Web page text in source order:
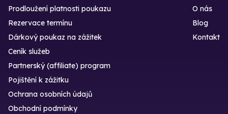
Prodloužení platnosti poukazu
Rezervace termínu
Dárkový poukaz na zážitek
O nás
Blog
Kontakt
Ceník služeb
Partnerský (affiliate) program
Pojištění k zážitku
Ochrana osobních údajů
Obchodní podmínky